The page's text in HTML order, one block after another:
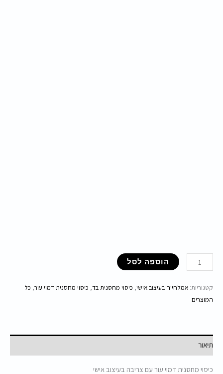
הוספה לסל
קטגוריות: אמלחייה בעיצוב אישי, כיסוי מחסנית בד, כיסוי מחסנית דמוי עור, כל
המוצרים
תיאור
כיסוי מחסנית דמוי עור עם צריבה בעיצוב אישי